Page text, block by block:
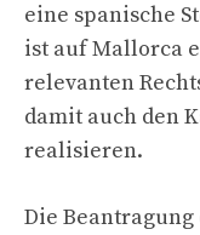
eine spanische
ist auf Mallorca
relevanten
damit auch den
realisieren.
Die